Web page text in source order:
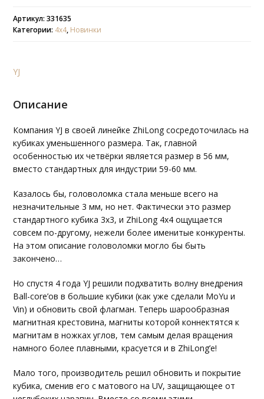
Артикул: 331635
Категории: 4х4, Новинки
YJ
Описание
Компания YJ в своей линейке ZhiLong сосредоточилась на
кубиках уменьшенного размера. Так, главной
особенностью их четвёрки является размер в 56 мм,
вместо стандартных для индустрии 59-60 мм.
Казалось бы, головоломка стала меньше всего на
незначительные 3 мм, но нет. Фактически это размер
стандартного кубика 3х3, и ZhiLong 4x4 ощущается
совсем по-другому, нежели более именитые конкуренты.
На этом описание головоломки могло бы быть
закончено…
Но спустя 4 года YJ решили подхватить волну внедрения
Ball-core’ов в большие кубики (как уже сделали MoYu и
Vin) и обновить свой флагман. Теперь шарообразная
магнитная крестовина, магниты которой коннектятся к
магнитам в ножках углов, тем самым делая вращения
намного более плавными, красуется и в ZhiLong’е!
Мало того, производитель решил обновить и покрытие
кубика, сменив его с матового на UV, защищающее от